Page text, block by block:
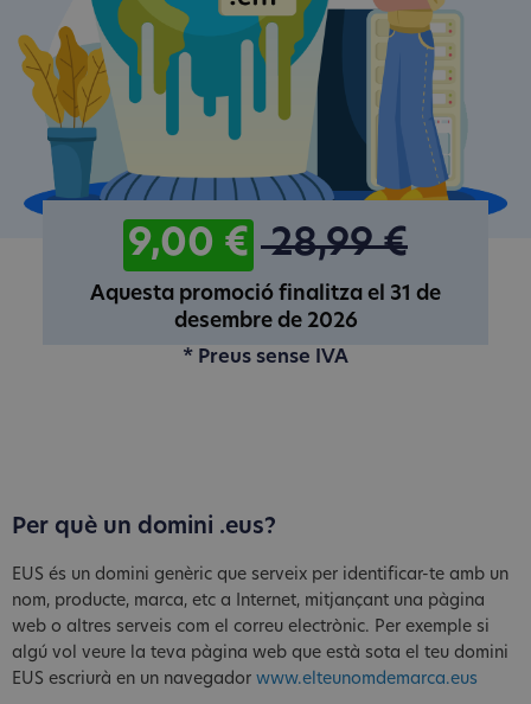
9,00 € 28,99 €
Aquesta promoció finalitza el 31 de
desembre de 2026
* Preus sense IVA
Per què un domini .eus?
EUS és un domini genèric que serveix per identificar-te amb un
nom, producte, marca, etc a Internet, mitjançant una pàgina
web o altres serveis com el correu electrònic. Per exemple si
algú vol veure la teva pàgina web que està sota el teu domini
EUS escriurà en un navegador www.elteunomdemarca.eus